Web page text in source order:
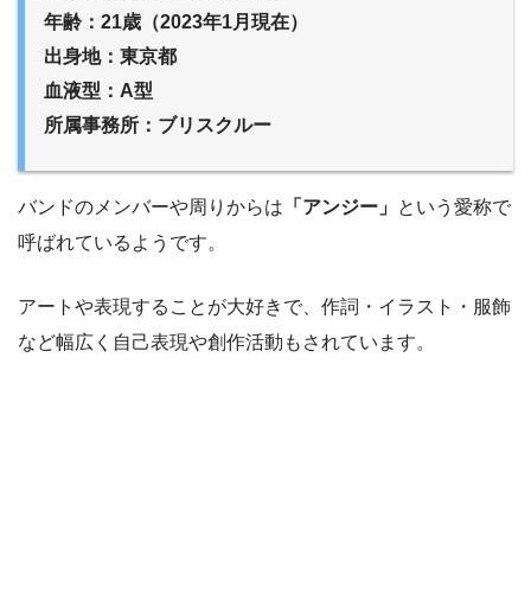
年齢：21歳（2023年1月現在）
出身地：東京都
血液型：A型
所属事務所：ブリスクルー
バンドのメンバーや周りからは 「アンジー」 という愛称で
呼ばれているようです。
アートや表現することが大好きで、作詞・イラスト・服飾
など幅広く自己表現や創作活動もされています。